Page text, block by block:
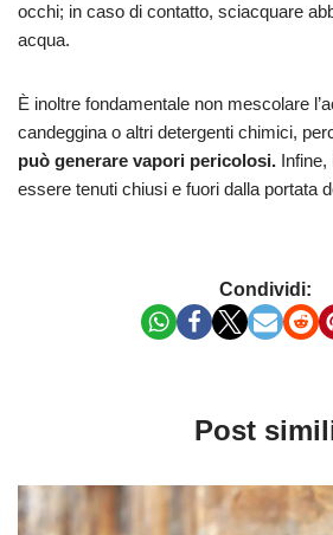
occhi; in caso di contatto, sciacquare
acqua.
È inoltre fondamentale non mescolare
candeggina o altri detergenti chimici,
può generare vapori pericolosi. Infine,
essere tenuti chiusi e fuori dalla portata
Condividi:
Post